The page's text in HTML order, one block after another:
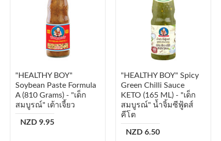
"HEALTHY BOY"
Soybean Paste Formula
A (810 Grams) - "เด็ก
สมบูรณ์" เต้าเจี้ยว
NZD 9.95
"HEALTHY BOY" Spicy
Green Chilli Sauce
KETO (165 ML) - "เด็ก
สมบูรณ์" น้ำจิ้มซีฟู้ดส์
คีโต
NZD 6.50